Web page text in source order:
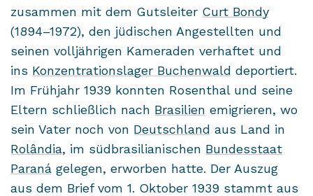
zu­sam­men mit dem Guts­lei­ter Curt Bondy
(1894–1972), den jü­di­schen An­ge­stell­ten und
sei­nen voll­jäh­ri­gen Ka­me­ra­den ver­haf­tet und
ins Kon­zen­tra­ti­ons­la­ger Bu­chen­wald de­por­tiert.
Im Früh­jahr 1939 konn­ten Ro­sen­thal und seine
El­tern schließ­lich nach Bra­si­li­en emi­grie­ren, wo
sein Vater noch von Deutsch­land aus Land in
Rolândia, im süd­bra­si­lia­ni­schen Bun­des­staat
Paraná ge­le­gen, er­wor­ben hatte. Der Aus­zug
aus dem Brief vom 1. Ok­to­ber 1939 stammt aus